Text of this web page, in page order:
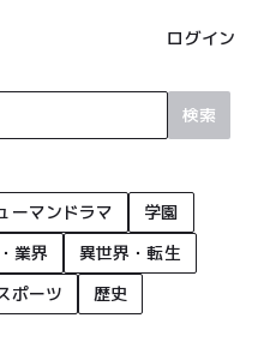
ログイン
検索
ーマンドラマ
学園
業界
異世界・転生
ポーツ
歴史